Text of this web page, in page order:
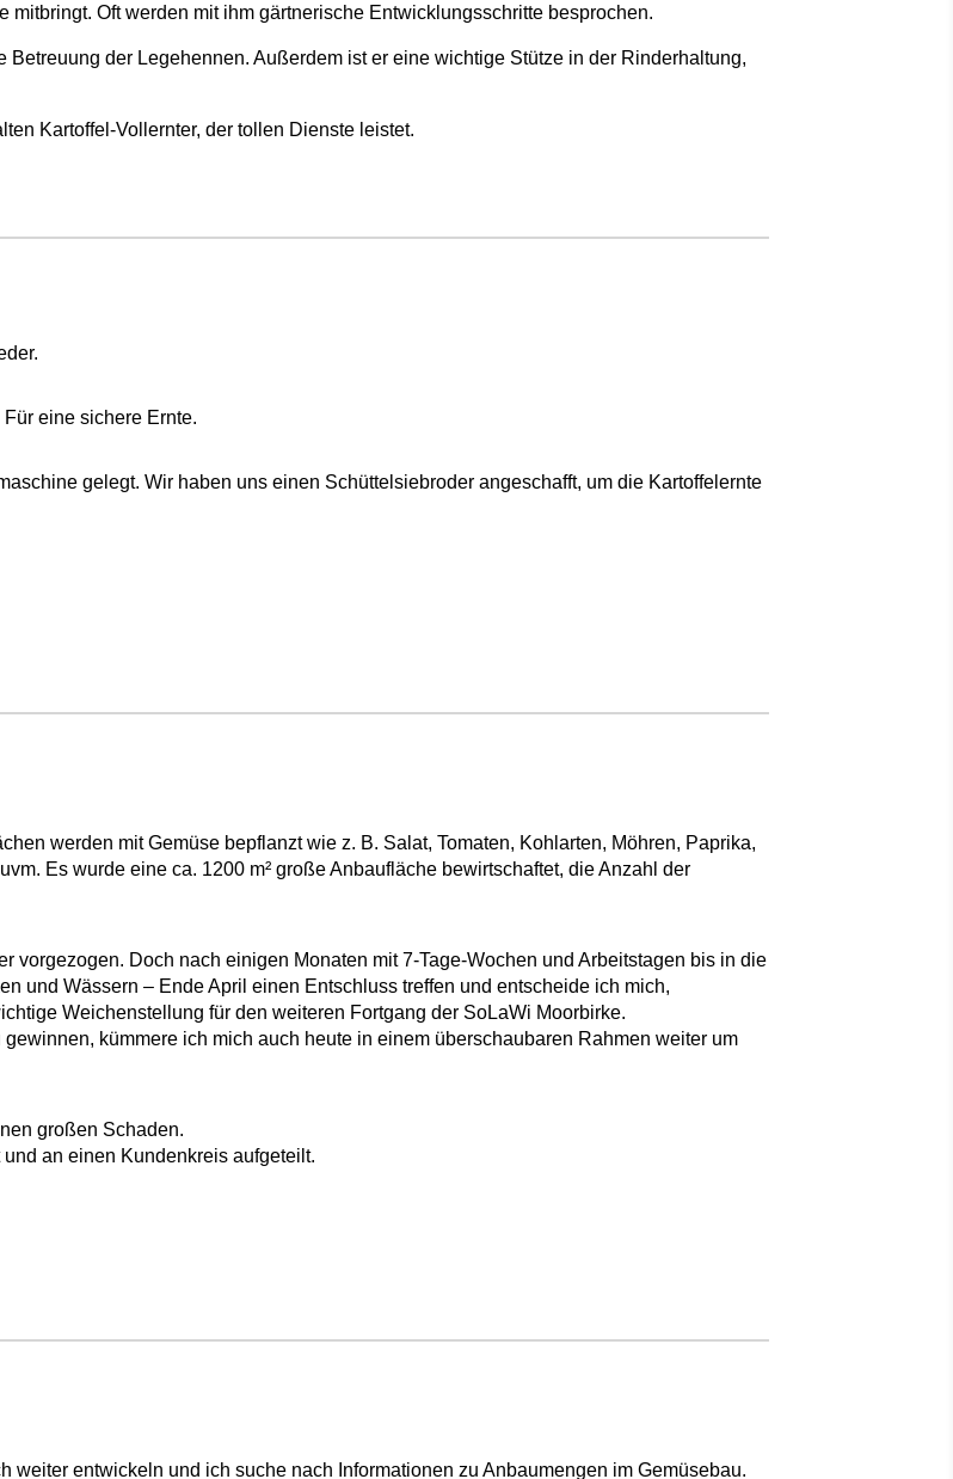
Oft werden mit ihm gärtnerische Entwicklungsschritte besprochen.
der Legehennen. Außerdem ist er eine wichtige Stütze in der Rinderhaltung,
Kartoffel-Vollernter, der tollen Dienste leistet.
eine sichere Ernte.
gelegt. Wir haben uns einen Schüttelsiebroder angeschafft, um die Kartoffelernte
werden mit Gemüse bepflanzt wie z. B. Salat, Tomaten, Kohlarten, Möhren, Paprika,
Es wurde eine ca. 1200 m² große Anbaufläche bewirtschaftet, die Anzahl der
vorgezogen. Doch nach einigen Monaten mit 7-Tage-Wochen und Arbeitstagen bis in die
und Wässern – Ende April einen Entschluss treffen und entscheide ich mich,
Weichenstellung für den weiteren Fortgang der SoLaWi Moorbirke.
kümmere ich mich auch heute in einem überschaubaren Rahmen weiter um
großen Schaden.
an einen Kundenkreis aufgeteilt.
weiter entwickeln und ich suche nach Informationen zu Anbaumengen im Gemüsebau.